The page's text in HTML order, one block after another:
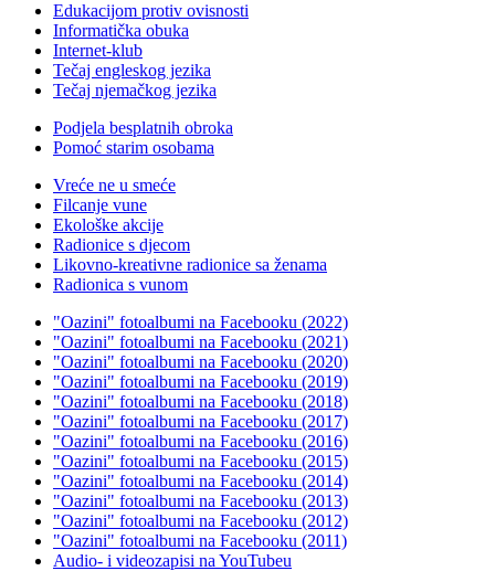
Edukacijom protiv ovisnosti
Informatička obuka
Internet-klub
Tečaj engleskog jezika
Tečaj njemačkog jezika
Podjela besplatnih obroka
Pomoć starim osobama
Vreće ne u smeće
Filcanje vune
Ekološke akcije
Radionice s djecom
Likovno-kreativne radionice sa ženama
Radionica s vunom
"Oazini" fotoalbumi na Facebooku (2022)
"Oazini" fotoalbumi na Facebooku (2021)
"Oazini" fotoalbumi na Facebooku (2020)
"Oazini" fotoalbumi na Facebooku (2019)
"Oazini" fotoalbumi na Facebooku (2018)
"Oazini" fotoalbumi na Facebooku (2017)
"Oazini" fotoalbumi na Facebooku (2016)
"Oazini" fotoalbumi na Facebooku (2015)
"Oazini" fotoalbumi na Facebooku (2014)
"Oazini" fotoalbumi na Facebooku (2013)
"Oazini" fotoalbumi na Facebooku (2012)
"Oazini" fotoalbumi na Facebooku (2011)
Audio- i videozapisi na YouTubeu